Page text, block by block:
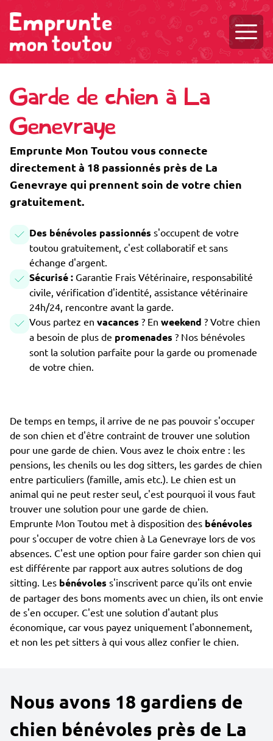
Garde de chien à La
Genevraye
Emprunte Mon Toutou vous connecte
directement à 18 passionnés près de La
Genevraye qui prennent soin de votre chien
gratuitement.
Des bénévoles passionnés s'occupent de votre
toutou gratuitement, c'est collaboratif et sans
échange d'argent.
Sécurisé : Garantie Frais Vétérinaire, responsabilité
civile, vérification d'identité, assistance vétérinaire
24h/24, rencontre avant la garde.
Vous partez en vacances ? En weekend ? Votre chien
a besoin de plus de promenades ? Nos bénévoles
sont la solution parfaite pour la garde ou promenade
de votre chien.
De temps en temps, il arrive de ne pas pouvoir s'occuper
de son chien et d'être contraint de trouver une solution
pour une garde de chien. Vous avez le choix entre : les
pensions, les chenils ou les dog sitters, les gardes de chien
entre particuliers (famille, amis etc.). Le chien est un
animal qui ne peut rester seul, c'est pourquoi il vous faut
trouver une solution pour une garde de chien.
Emprunte Mon Toutou met à disposition des bénévoles
pour s'occuper de votre chien à La Genevraye lors de vos
absences. C'est une option pour faire garder son chien qui
est différente par rapport aux autres solutions de dog
sitting. Les bénévoles s'inscrivent parce qu'ils ont envie
de partager des bons moments avec un chien, ils ont envie
de s'en occuper. C'est une solution d'autant plus
économique, car vous payez uniquement l'abonnement,
et non les pet sitters à qui vous allez confier le chien.
Nous avons 18 gardiens de
chien bénévoles près de La